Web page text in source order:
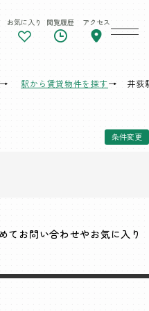
お気に入り 閲覧履歴 アクセス
駅から賃貸物件を探す 井荻
条件変更
てお問い合わせやお気に入り